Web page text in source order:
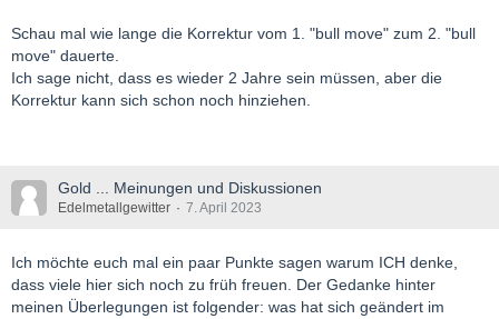
Schau mal wie lange die Korrektur vom 1. "bull move" zum 2. "bull
move" dauerte.
Ich sage nicht, dass es wieder 2 Jahre sein müssen, aber die
Korrektur kann sich schon noch hinziehen.
Gold ... Meinungen und Diskussionen
Edelmetallgewitter 7. April 2023
Ich möchte euch mal ein paar Punkte sagen warum ICH denke,
dass viele hier sich noch zu früh freuen. Der Gedanke hinter
meinen Überlegungen ist folgender: was hat sich geändert im